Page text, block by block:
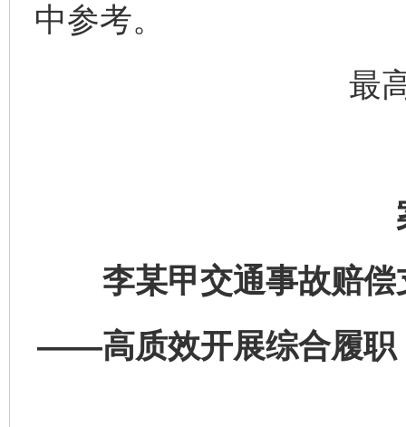
中参考。
最
李某甲交通事故赔
——高质效开展综合履职